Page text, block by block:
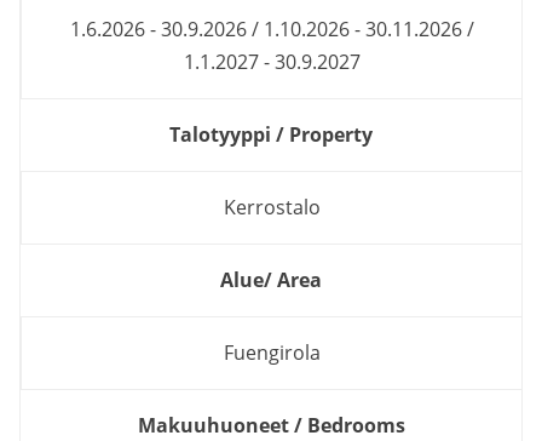
1.6.2026 - 30.9.2026 / 1.10.2026 - 30.11.2026 /
1.1.2027 - 30.9.2027
Talotyyppi / Property
Kerrostalo
Alue/ Area
Fuengirola
Makuuhuoneet / Bedrooms